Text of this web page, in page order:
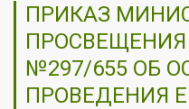
ПРИКАЗ
ПРОСВЕЩЕНИЯ
№297/655 ОБ
ПРОВЕДЕНИЯ